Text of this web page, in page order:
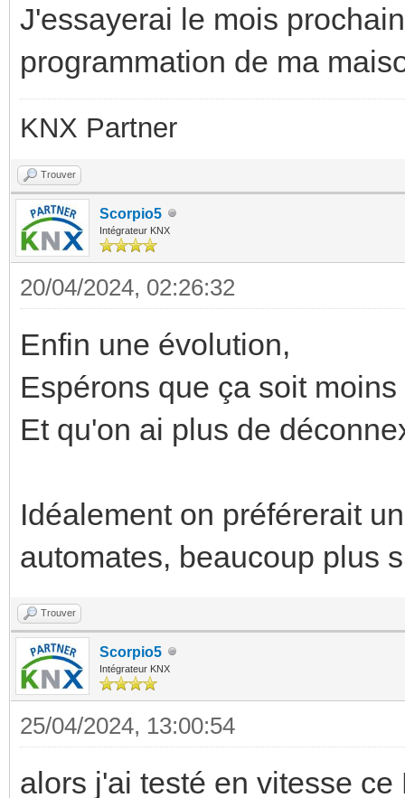
J'essayerai le mois
programmation de ma
KNX Partner
Trouver
Scorpio5
Intégrateur KNX
20/04/2024, 02:26:32
Enfin une évolution,
Espérons que ça soit
Et qu'on ai plus de
Idéalement on préférerait
automates, beaucoup plus
Trouver
Scorpio5
Intégrateur KNX
25/04/2024, 13:00:54
alors j'ai testé en vitesse ce